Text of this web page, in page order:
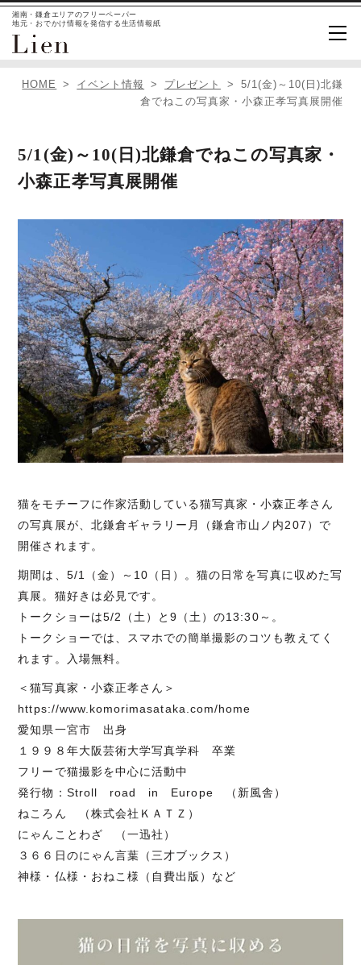
湘南・鎌倉エリアのフリーペーパー
地元・おでかけ情報を発信する生活情報紙
HOME イベント情報 プレゼント
5/1(金)～10(日)北鎌
倉でねこの写真家・小森正孝写真展開催
5/1(金)～10(日)北鎌倉でねこの写真家・
小森正孝写真展開催
猫をモチーフに作家活動している猫写真家・小森正孝さん
の写真展が、北鎌倉ギャラリー月（鎌倉市山ノ内207）で
開催されます。
期間は、5/1（金）～10（日）。猫の日常を写真に収めた写
真展。猫好きは必見です。
トークショーは5/2（土）と9（土）の13:30～。
トークショーでは、スマホでの簡単撮影のコツも教えてく
れます。入場無料。
＜猫写真家・小森正孝さん＞
https://www.komorimasataka.com/home
愛知県一宮市 出身
１９９８年大阪芸術大学写真学科 卒業
フリーで猫撮影を中心に活動中
発行物：Stroll road in Europe （新風舎）
ねころん （株式会社ＫＡＴＺ）
にゃんことわざ （一迅社）
３６６日のにゃん言葉（三才ブックス）
神様・仏様・おねこ様（自費出版）など